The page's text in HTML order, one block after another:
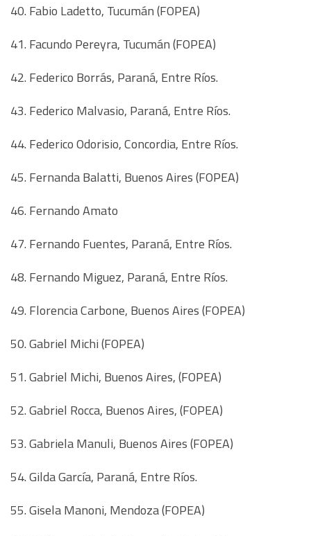
40. Fabio Ladetto, Tucumán (FOPEA)
41. Facundo Pereyra, Tucumán (FOPEA)
42. Federico Borrás, Paraná, Entre Ríos.
43. Federico Malvasio, Paraná, Entre Ríos.
44. Federico Odorisio, Concordia, Entre Ríos.
45. Fernanda Balatti, Buenos Aires (FOPEA)
46. Fernando Amato
47. Fernando Fuentes, Paraná, Entre Ríos.
48. Fernando Miguez, Paraná, Entre Ríos.
49. Florencia Carbone, Buenos Aires (FOPEA)
50. Gabriel Michi (FOPEA)
51. Gabriel Michi, Buenos Aires, (FOPEA)
52. Gabriel Rocca, Buenos Aires, (FOPEA)
53. Gabriela Manuli, Buenos Aires (FOPEA)
54. Gilda García, Paraná, Entre Ríos.
55. Gisela Manoni, Mendoza (FOPEA)